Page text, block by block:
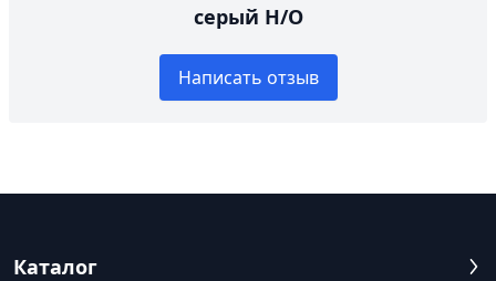
серый Н/О
Написать отзыв
Каталог